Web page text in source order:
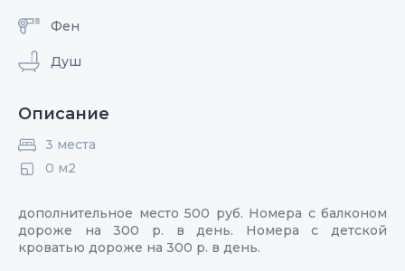
Фен
Душ
Описание
3 места
0 м2
дополнительное место 500 руб. Номера с балконом
дороже на 300 р. в день. Номера с детской
кроватью дороже на 300 р. в день.